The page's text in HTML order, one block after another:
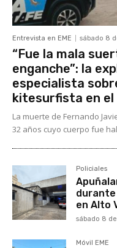
Entrevista en EME sábado 8
“Fue la mala
enganche”: la
especialista
kitesurfista en el
La muerte de Fernando
32 años cuyo cuerpo fue
Policiales
en Alto
sábado 8
Móvil EME